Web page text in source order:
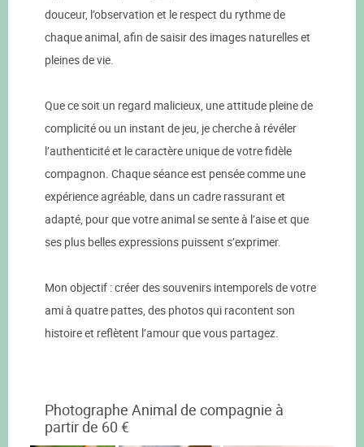
douceur, l’observation et le respect du rythme de
chaque animal, afin de saisir des images naturelles et
pleines de vie.
Que ce soit un regard malicieux, une attitude pleine de
complicité ou un instant de jeu, je cherche à révéler
l’authenticité et le caractère unique de votre fidèle
compagnon. Chaque séance est pensée comme une
expérience agréable, dans un cadre rassurant et
adapté, pour que votre animal se sente à l’aise et que
ses plus belles expressions puissent s’exprimer.
Mon objectif : créer des souvenirs intemporels de votre
ami à quatre pattes, des photos qui racontent son
histoire et reflètent l’amour que vous partagez.
Photographe Animal de compagnie à
partir de 60 €